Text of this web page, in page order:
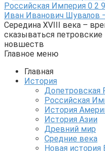
Российская Империя 0 2
Иван Иванович Шувалов
Середина XVIII века –
сказываться
новшеств
Главное меню
Главная
История
Допетровская
Российская
История
История Азии
Древний мир
Средние века
Новая история